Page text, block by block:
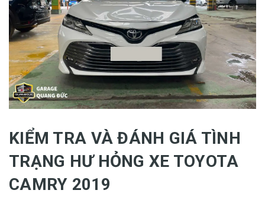
KIỂM TRA VÀ ĐÁNH GIÁ TÌNH
TRẠNG HƯ HỎNG XE TOYOTA
CAMRY 2019